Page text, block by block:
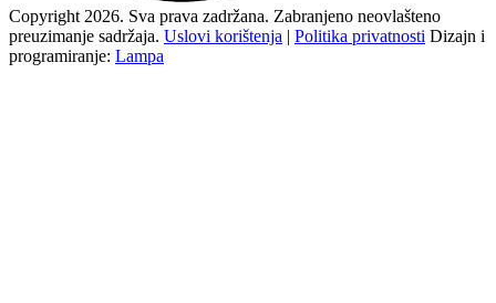
Copyright 2026. Sva prava zadržana. Zabranjeno neovlašteno
preuzimanje sadržaja. Uslovi korištenja | Politika privatnosti Dizajn i
programiranje: Lampa